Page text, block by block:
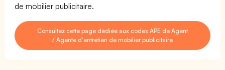
de mobilier publicitaire.
Consultez cette page dédiée aux codes APE de Agent
/ Agente d'entretien de mobilier publicitaire